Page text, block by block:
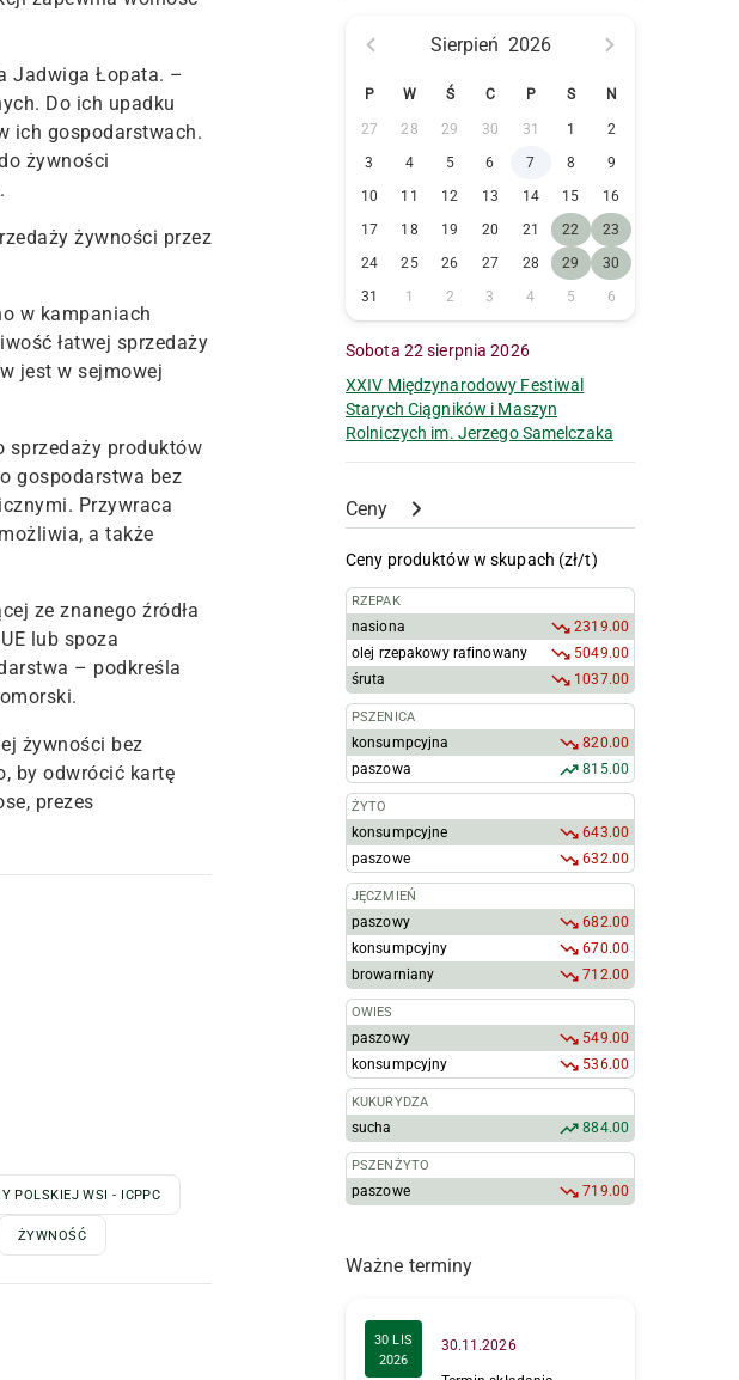
Jadwiga Łopata. –
Do ich upadku
ich gospodarstwach.
żywności
żywności przez
w kampaniach
łatwej sprzedaży
jest w sejmowej
sprzedaży produktów
gospodarstwa bez
Przywraca
a także
ze znanego źródła
lub spoza
– podkreśla
żywności bez
by odwrócić kartę
prezes
POLSKIEJ WSI - ICPPC
ŻYWNOŚĆ
Sierpień 2026
P W Ś C P S N
27 28 29 30 31 1
2
3
4 5 6 7 8
9
10
11 12 13 14 15
16
17
18 19 20 21 22
23
24
25 26 27 28 29
30
31
1 2 3 4 5 6
Sobota 22 sierpnia 2026
XXIV Międzynarodowy Festiwal
Starych Ciągników i Maszyn
Rolniczych im. Jerzego Samelczaka
Ceny
Ceny produktów w skupach (zł/t)
RZEPAK
nasiona
2319.00
olej rzepakowy rafinowany
5049.00
śruta
1037.00
PSZENICA
konsumpcyjna
820.00
paszowa
815.00
ŻYTO
konsumpcyjne
643.00
paszowe
632.00
JĘCZMIEŃ
paszowy
682.00
konsumpcyjny
670.00
browarniany
712.00
OWIES
paszowy
549.00
konsumpcyjny
536.00
KUKURYDZA
sucha 884.00
PSZENŻYTO
paszowe 719.00
Ważne terminy
30 LIS
2026
30.11.2026